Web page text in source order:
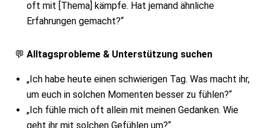
oft mit [Thema] kämpfe. Hat jemand ähnliche
Erfahrungen gemacht?“
💬 Alltagsprobleme & Unterstützung suchen
„Ich habe heute einen schwierigen Tag. Was macht ihr,
um euch in solchen Momenten besser zu fühlen?“
„Ich fühle mich oft allein mit meinen Gedanken. Wie
geht ihr mit solchen Gefühlen um?“